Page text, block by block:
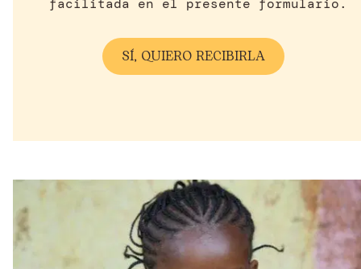
facilitada en el presente formulario.